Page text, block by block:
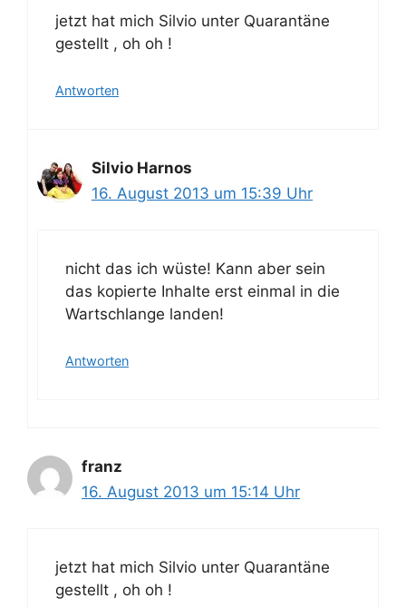
jetzt hat mich Silvio unter Quarantäne
gestellt , oh oh !
Antworten
Silvio Harnos
16. August 2013 um 15:39 Uhr
nicht das ich wüste! Kann aber sein
das kopierte Inhalte erst einmal in die
Wartschlange landen!
Antworten
franz
16. August 2013 um 15:14 Uhr
jetzt hat mich Silvio unter Quarantäne
gestellt , oh oh !